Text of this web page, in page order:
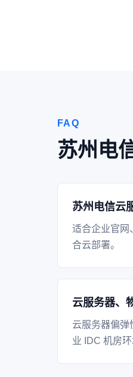
FAQ
苏州电
苏州电信云
适合企业官网
合云部署。
云服务器、
云服务器偏弹
业 IDC 机房环